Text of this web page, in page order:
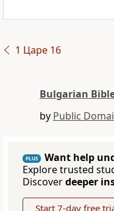
1 Царе 16
Bulgarian
by Public
PLUS
Want help
Explore trusted
Discoverdeeper
Start 7-day free